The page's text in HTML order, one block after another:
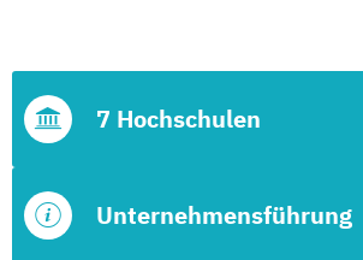
Unternehmensführung
7 Hochschulen